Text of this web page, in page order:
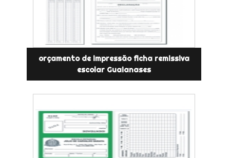
orçamento de impressão ficha remissiva
escolar Guaianases